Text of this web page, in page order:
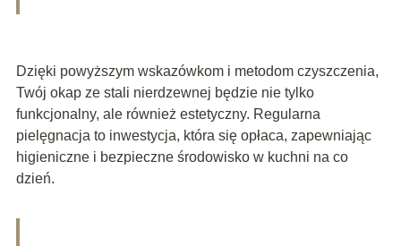
Dzięki powyższym wskazówkom i metodom czyszczenia,
Twój okap ze stali nierdzewnej będzie nie tylko
funkcjonalny, ale również estetyczny. Regularna
pielęgnacja to inwestycja, która się opłaca, zapewniając
higieniczne i bezpieczne środowisko w kuchni na co
dzień.